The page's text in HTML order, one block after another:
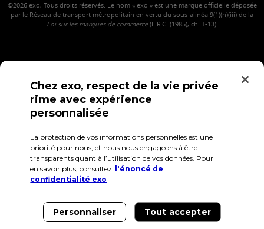
©2026 exo, Tous droits réservés. Le nom « exo » est une marque officielle déposée
par le Réseau de transport métropolitain en vertu du sous-alinéa 9(1)(n)(iii) de la
Loi sur les marques de commerce(L.R.C. (1985), ch. T-13).
Confidentialité Conditions d'utilisation Accès employés
Chez exo, respect de la vie privée
rime avec expérience
personnalisée
La protection de vos informations personnelles est une
priorité pour nous, et nous nous engageons à être
transparents quant à l’utilisation de vos données. Pour
en savoir plus, consultez
l'énoncé de
confidentialité exo
Personnaliser Tout accepter